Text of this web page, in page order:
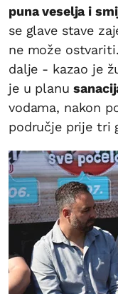
puna veselja i
se glave stave
ne može
dalje - kazao je
je u planu
vodama, nakon
područje prije tri